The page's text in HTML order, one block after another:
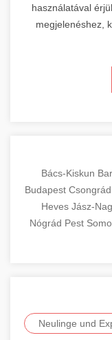
használatával
megjelenéshez,
Bács-Kiskun
Budapest Csongrád
Heves Jász-
Nógrád Pest
Neulinge und